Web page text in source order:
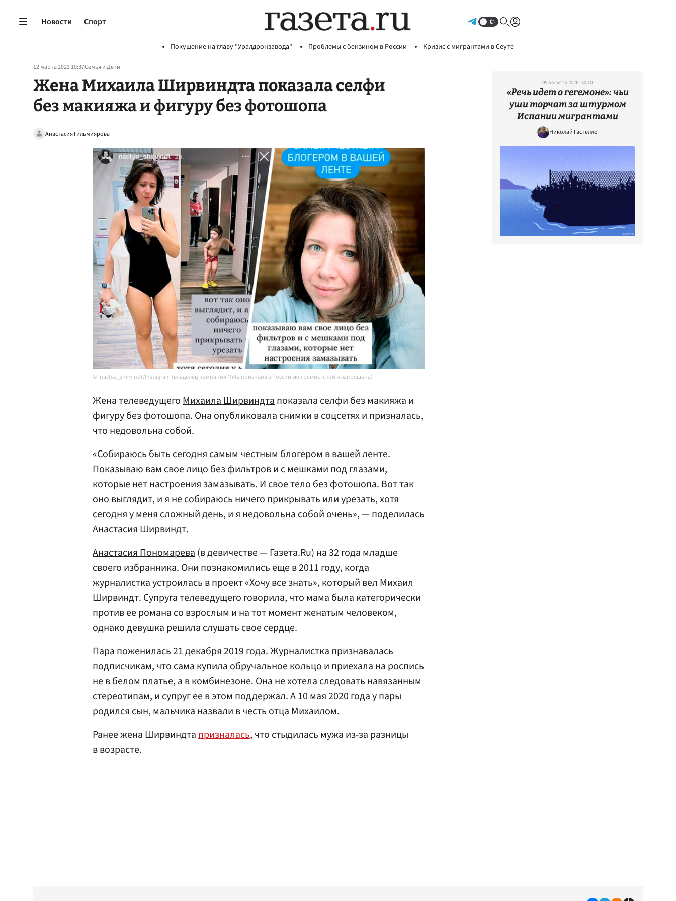
Новости Спорт
Покушение на главу "Уралдронзавода" Проблемы с бензином в России Кризис с мигрантами в Сеуте
12 марта 2023 10:37Семья и Дети
Жена Михаила Ширвиндта показала селфи
без макияжа и фигуру без фотошопа
Анастасия Гильмиярова
nastya_shirvindt/Instagram (владелец компания Meta признана в России экстремистской и запрещена)
Жена телеведущегоМихаила Ширвиндтапоказала селфи без макияжа и
фигуру без фотошопа. Она опубликовала снимки в соцсетях и призналась,
что недовольна собой.
«Собираюсь быть сегодня самым честным блогером в вашей ленте.
Показываю вам свое лицо без фильтров и с мешками под глазами,
которые нет настроения замазывать. И свое тело без фотошопа. Вот так
оно выглядит, и я не собираюсь ничего прикрывать или урезать, хотя
сегодня у меня сложный день, и я недовольна собой очень», — поделилась
Анастасия Ширвиндт.
Анастасия Пономарева(в девичестве — Газета.Ru) на 32 года младше
своего избранника. Они познакомились еще в 2011 году, когда
журналистка устроилась в проект «Хочу все знать», который вел Михаил
Ширвиндт. Супруга телеведущего говорила, что мама была категорически
против ее романа со взрослым и на тот момент женатым человеком,
однако девушка решила слушать свое сердце.
Пара поженилась 21 декабря 2019 года. Журналистка признавалась
подписчикам, что сама купила обручальное кольцо и приехала на роспись
не в белом платье, а в комбинезоне. Она не хотела следовать навязанным
стереотипам, и супруг ее в этом поддержал. А 10 мая 2020 года у пары
родился сын, мальчика назвали в честь отца Михаилом.
Ранее жена Ширвиндтапризналась, что стыдилась мужа из-за разницы
в возрасте.
05 августа 2026, 18:10
«Речь идет о гегемоне»: чьи
уши торчат за штурмом
Испании мигрантами
Николай Гастелло